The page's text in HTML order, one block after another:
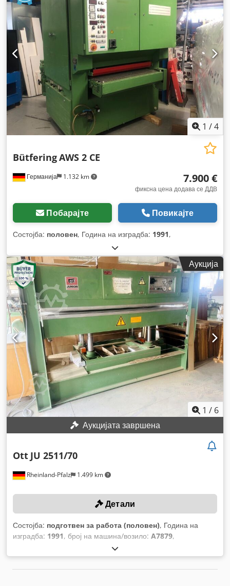
1 /4
Германија 1.132 km
BütferingAWS 2 CE
7.900 €
фиксна цена додава се ДДВ
Побарајте Повикајте
Состојба: половен, Година на изградба: 1991,
Аукција
1 / 6
Аукцијата завршена
Rheinland-Pfalz 1.499 km
Ott JU 2511/70
Детали
Состојба: подготвен за работа (половен), Година на
изградба: 1991, број на машина/возило: A7879,
целосно функционален
70 t, вкупна тежина:3.000 кг, ширина на отворање:400 мм,